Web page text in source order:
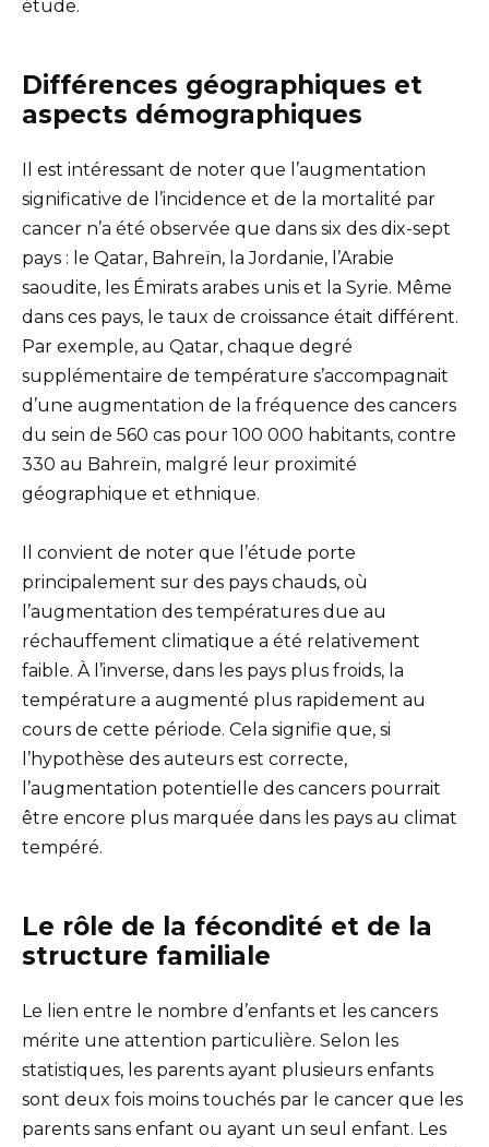
étude.
Différences géographiques et
aspects démographiques
Il est intéressant de noter que l’augmentation
significative de l’incidence et de la mortalité par
cancer n’a été observée que dans six des dix-sept
pays : le Qatar, Bahreïn, la Jordanie, l’Arabie
saoudite, les Émirats arabes unis et la Syrie. Même
dans ces pays, le taux de croissance était différent.
Par exemple, au Qatar, chaque degré
supplémentaire de température s’accompagnait
d’une augmentation de la fréquence des cancers
du sein de 560 cas pour 100 000 habitants, contre
330 au Bahreïn, malgré leur proximité
géographique et ethnique.
Il convient de noter que l’étude porte
principalement sur des pays chauds, où
l’augmentation des températures due au
réchauffement climatique a été relativement
faible. À l’inverse, dans les pays plus froids, la
température a augmenté plus rapidement au
cours de cette période. Cela signifie que, si
l’hypothèse des auteurs est correcte,
l’augmentation potentielle des cancers pourrait
être encore plus marquée dans les pays au climat
tempéré.
Le rôle de la fécondité et de la
structure familiale
Le lien entre le nombre d’enfants et les cancers
mérite une attention particulière. Selon les
statistiques, les parents ayant plusieurs enfants
sont deux fois moins touchés par le cancer que les
parents sans enfant ou ayant un seul enfant. Les